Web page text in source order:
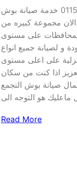
فرع صيانة بوش التجمع الخامس 01154008110 خدمة صيانة بوش
الان مجموعة كبيره من
على مستوى
و لصيانة جميع انواع
على اعلى مستوى
اذا كنت من سكان
صيانة بوش التجمع
Read More